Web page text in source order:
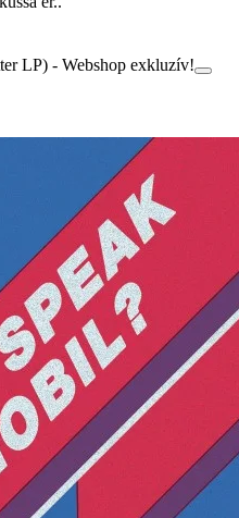
LP) - Webshop exkluzív!